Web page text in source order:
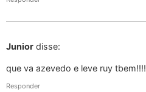
Junior disse:
que va azevedo e leve ruy tbem!!!!
Responder